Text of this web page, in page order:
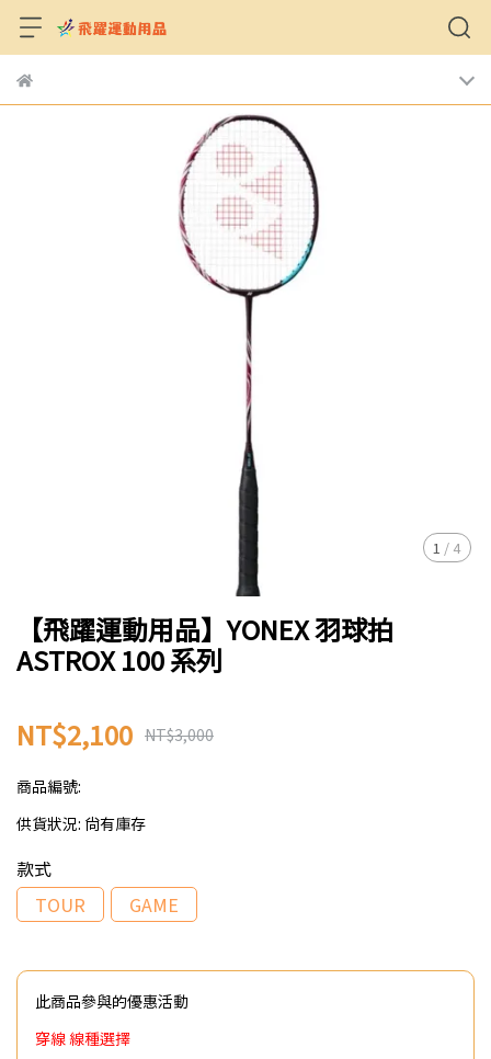
1 / 4
【飛躍運動用品】YONEX 羽球拍
ASTROX 100 系列
NT$2,100 NT$3,000
商品編號:
供貨狀況: 尚有庫存
款式
TOUR
GAME
此商品參與的優惠活動
穿線 線種選擇